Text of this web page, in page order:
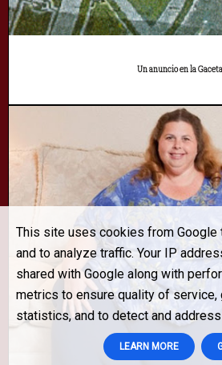
Un anuncio en la Gaceta
This site uses cookies from
and to analyze traffic. Your IP
shared with Google along with
metrics to ensure quality of service,
statistics, and to detect and
LEARN MORE